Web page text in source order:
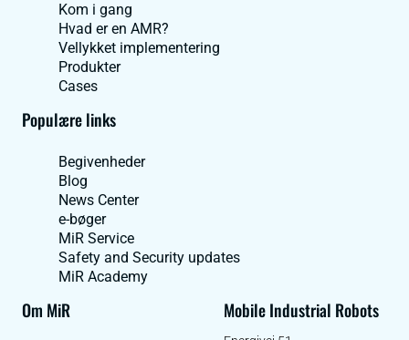
Kom i gang
Hvad er en AMR?
Vellykket implementering
Produkter
Cases
Populære links
Begivenheder
Blog
News Center
e-bøger
MiR Service
Safety and Security updates
MiR Academy
Om MiR Mobile Industrial Robots